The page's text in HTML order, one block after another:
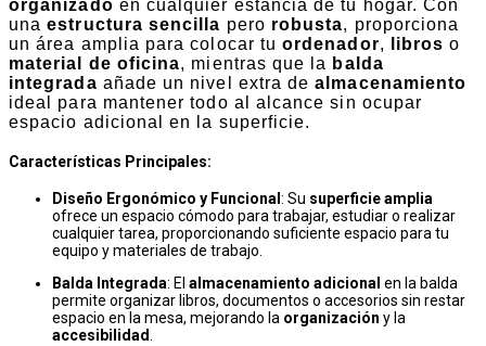
organizado en cualquier estancia de tu hogar. Con
unaestructura sencilla pero robusta, proporciona
un área amplia para colocar tuordenador, libros o
material de oficina, mientras que la balda
integrada añade un nivel extra dealmacenamiento
ideal para mantener todo al alcance sin ocupar
espacio adicional en la superficie.
Características Principales:
Diseño Ergonómico y Funcional : Su superficie amplia
ofrece un espacio cómodo para trabajar, estudiar o realizar
cualquier tarea, proporcionando suficiente espacio para tu
equipo y materiales de trabajo.
Balda Integrada: El almacenamiento adicional en la balda
permite organizar libros, documentos o accesorios sin restar
espacio en la mesa, mejorando la organización y la
accesibilidad